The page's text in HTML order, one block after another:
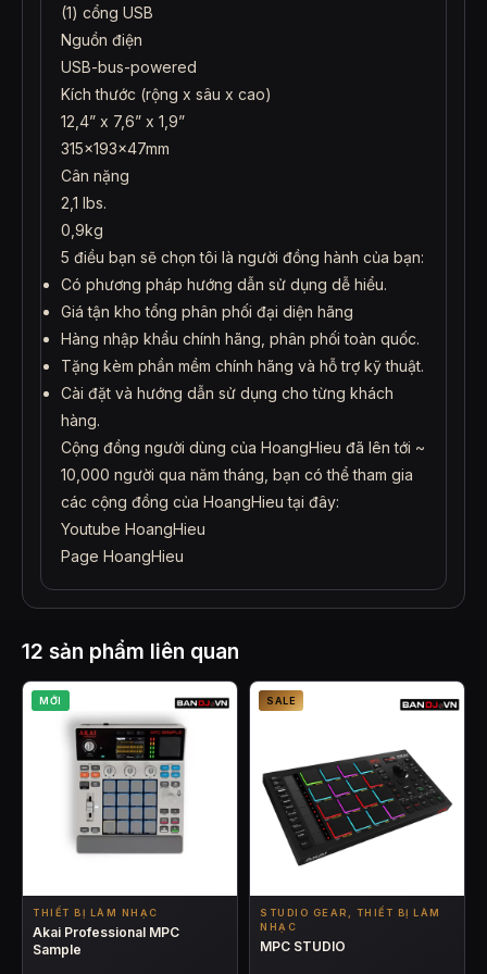
(1) cổng USB
Nguồn điện
USB-bus-powered
Kích thước (rộng x sâu x cao)
12,4” x 7,6” x 1,9”
315x193x47mm
Cân nặng
2,1 lbs.
0,9kg
5 điều bạn sẽ chọn tôi là người đồng hành của bạn:
Có phương pháp hướng dẫn sử dụng dễ hiểu.
Giá tận kho tổng phân phối đại diện hãng
Hàng nhập khẩu chính hãng, phân phối toàn quốc.
Tặng kèm phần mềm chính hãng và hỗ trợ kỹ thuật.
Cài đặt và hướng dẫn sử dụng cho từng khách
hàng.
Cộng đồng người dùng của HoangHieu đã lên tới ~
10,000 người qua năm tháng, bạn có thể tham gia
các cộng đồng của HoangHieu tại đây:
Youtube HoangHieu
Page HoangHieu
12 sản phẩm liên quan
MỚI
THIẾT BỊ LÀM NHẠC
Akai Professional MPC
Sample
SALE
STUDIO GEAR, THIẾT BỊ LÀM
NHẠC
MPC STUDIO